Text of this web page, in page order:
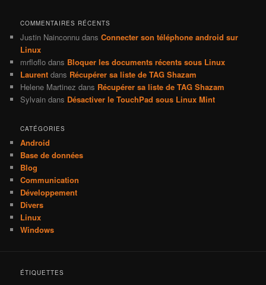
COMMENTAIRES RÉCENTS
Justin Nainconnu dansConnecter son téléphone android sur
Linux
mrfloflo dans Bloquer les documents récents sous Linux
Laurent dans Récupérer sa liste de TAG Shazam
Helene Martinez dans Récupérer sa liste de TAG Shazam
Sylvain dans Désactiver le TouchPad sous Linux Mint
CATÉGORIES
Android
Base de données
Blog
Communication
Développement
Divers
Linux
Windows
ÉTIQUETTES